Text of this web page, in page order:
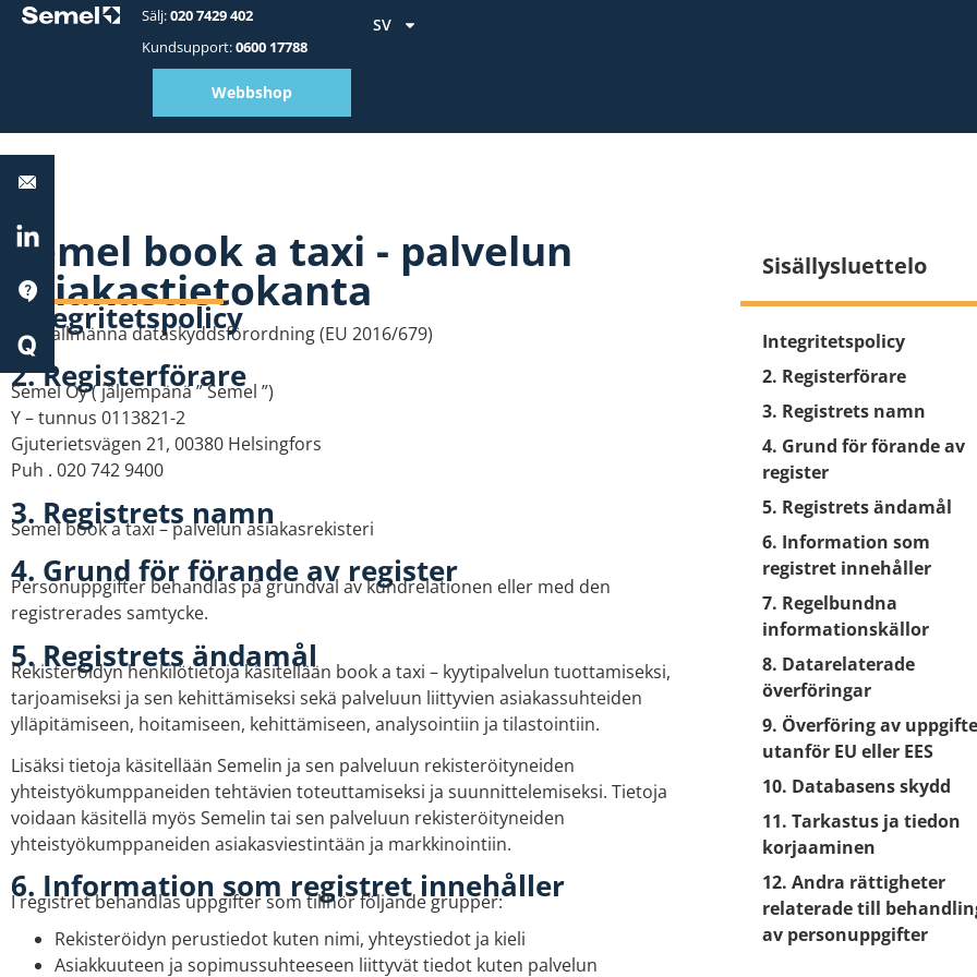
Sälj:020 7429 402
Kundsupport:0600 17788
Webbshop
SV
LinkedIn
Stöd
Quick
Start
Semel book a taxi - palvelun
asiakastietokanta
Integritetspolicy
EU:s allmänna dataskyddsförordning (EU 2016/679)
2. Registerförare
Semel Oy ( jäljempänä ” Semel ”)
Y – tunnus 0113821-2
Gjuterietsvägen 21, 00380 Helsingfors
Puh . 020 742 9400
3. Registrets namn
Semel book a taxi – palvelun asiakasrekisteri
4. Grund för förande av register
Personuppgifter behandlas på grundval av kundrelationen eller med den
registrerades samtycke.
5. Registrets ändamål
Rekisteröidyn henkilötietoja käsitellään book a taxi – kyytipalvelun tuottamiseksi,
tarjoamiseksi ja sen kehittämiseksi sekä palveluun liittyvien asiakassuhteiden
ylläpitämiseen, hoitamiseen, kehittämiseen, analysointiin ja tilastointiin.
Lisäksi tietoja käsitellään Semelin ja sen palveluun rekisteröityneiden
yhteistyökumppaneiden tehtävien toteuttamiseksi ja suunnittelemiseksi. Tietoja
voidaan käsitellä myös Semelin tai sen palveluun rekisteröityneiden
yhteistyökumppaneiden asiakasviestintään ja markkinointiin.
6. Information som registret innehåller
I registret behandlas uppgifter som tillhör följande grupper:
Rekisteröidyn perustiedot kuten nimi, yhteystiedot ja kieli
Asiakkuuteen ja sopimussuhteeseen liittyvät tiedot kuten palvelun
Sisällysluettelo
Integritetspolicy
2. Registerförare
3. Registrets namn
4. Grund för förande av
register
5. Registrets ändamål
6. Information som
registret innehåller
7. Regelbundna
informationskällor
8. Datarelaterade
överföringar
9. Överföring av
utanför EU eller EES
10. Databasens skydd
11. Tarkastus ja tiedon
korjaaminen
12. Andra rättigheter
relaterade till
av personuppgifter